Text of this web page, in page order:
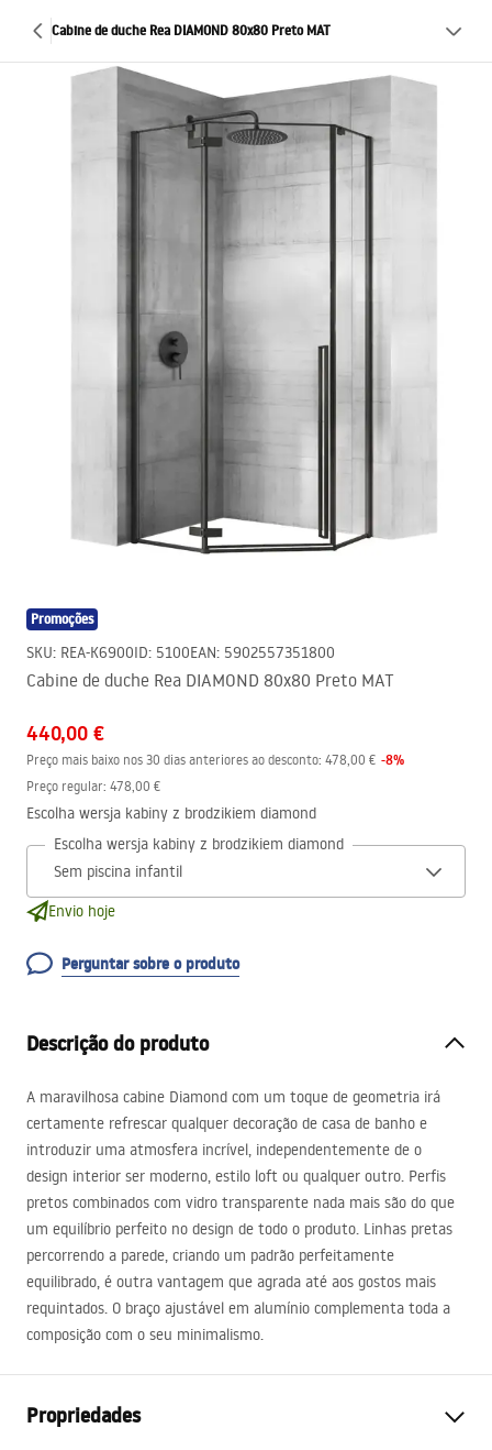
Cabine de duche Rea DIAMOND 80x80 Preto MAT
Promoções
SKU: REA-K6900ID: 5100EAN: 5902557351800
Cabine de duche Rea DIAMOND 80x80 Preto MAT
440,00 €
Preço mais baixo nos 30 dias anteriores ao desconto: 478,00 € -8%
Preço regular: 478,00 €
Escolha wersja kabiny z brodzikiem diamond
Escolha wersja kabiny z brodzikiem diamond
Envio hoje
Perguntar sobre o produto
Descrição do produto
A maravilhosa cabine Diamond com um toque de geometria irá
certamente refrescar qualquer decoração de casa de banho e
introduzir uma atmosfera incrível, independentemente de o
design interior ser moderno, estilo loft ou qualquer outro. Perfis
pretos combinados com vidro transparente nada mais são do que
um equilíbrio perfeito no design de todo o produto. Linhas pretas
percorrendo a parede, criando um padrão perfeitamente
equilibrado, é outra vantagem que agrada até aos gostos mais
requintados. O braço ajustável em alumínio complementa toda a
composição com o seu minimalismo.
Propriedades